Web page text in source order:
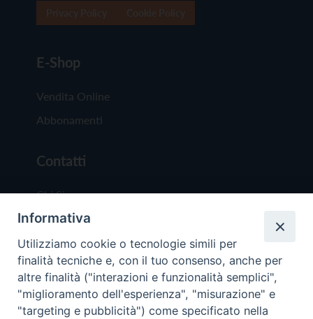
E-Shop
Vendita Online
Abbonamenti
Contatti
Chi Siamo
Redazione
Scrivici
Informativa
Utilizziamo cookie o tecnologie simili per
finalità tecniche e, con il tuo consenso, anche per
altre finalità ("interazioni e funzionalità semplici",
"miglioramento dell'esperienza", "misurazione" e
"targeting e pubblicità") come specificato nella